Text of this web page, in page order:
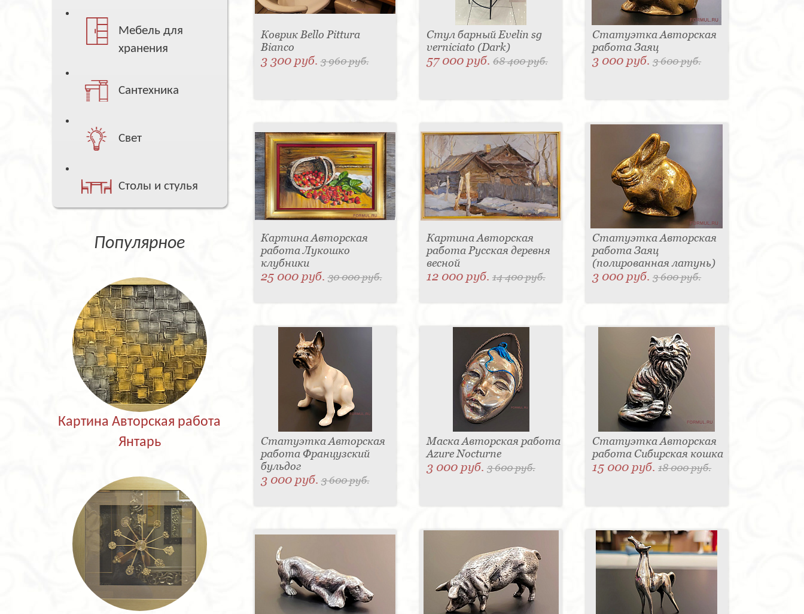
Мебель для
хранения
Сантехника
Свет
Столы и стулья
Популярное
Картина Авторская работа
Янтарь
Коврик Bello Pittura
Bianco
3 300 руб.3 960 руб.
Стул барный Evelin sg
verniciato (Dark)
57 000 руб. 68 400 руб.
Статуэтка Авторская
работа Заяц
3 000 руб.3 600 руб.
Картина Авторская
работа Лукошко
клубники
25 000 руб.30 000 руб.
Картина Авторская
работа Русская деревня
весной
12 000 руб. 14 400 руб.
Статуэтка Авторская
работа Заяц
(полированная латунь)
3 000 руб.3 600 руб.
Статуэтка Авторская
работа Французский
бульдог
3 000 руб.3 600 руб.
Маска Авторская работа
Azure Nocturne
3 000 руб. 3 600 руб.
Статуэтка Авторская
работа Сибирская кошка
15 000 руб.18 000 руб.